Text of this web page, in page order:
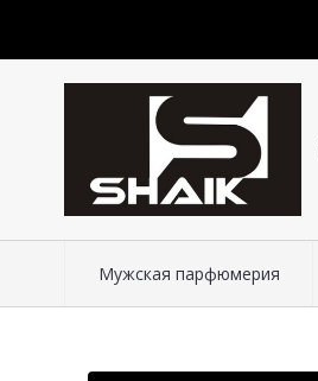
Мужская парфюмерия